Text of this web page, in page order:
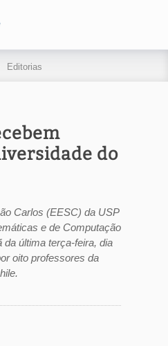
Editorias
do
Carlos (EESC) da USP
e de Computação
última terça-feira, dia
oito professores da